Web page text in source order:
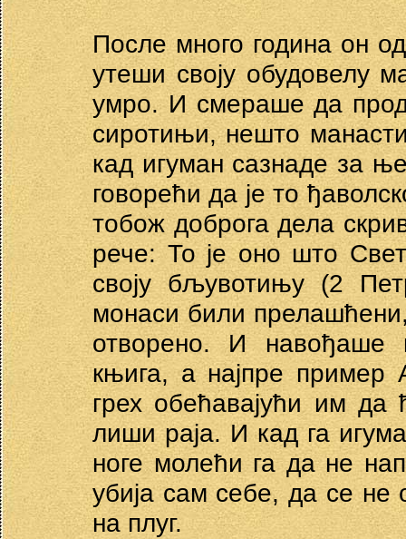
После много година он
утеши своју обудовелу
умро. И смераше да
сиротињи, нешто
кад игуман сазнаде за
говорећи да је то
тобож доброга дела
рече: То је оно што
своју бљувотињу (2
монаси били
отворено. И навођаше
књига, а најпре
грех обећавајући им да
лиши раја. И кад га
ноге молећи га да не
убија сам себе, да се не
на плуг.